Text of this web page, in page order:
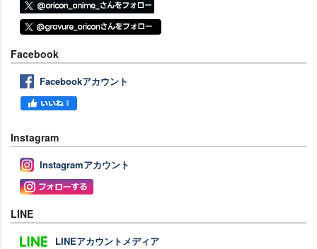
Facebook
Facebookアカウント
Instagram
Instagramアカウント
LINE
LINEアカウントメディア